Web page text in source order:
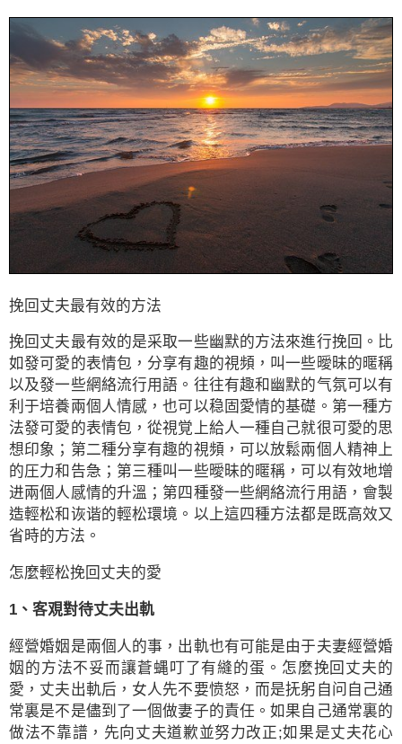
挽回丈夫最有效的方法
挽回丈夫最有效的是采取一些幽默的方法來進行挽回。比
如發可愛的表情包，分享有趣的視頻，叫一些曖昧的暱稱
以及發一些網絡流行用語。往往有趣和幽默的气氛可以有
利于培養兩個人情感，也可以稳固愛情的基礎。第一種方
法發可愛的表情包，從視覚上給人一種自己就很可愛的思
想印象；第二種分享有趣的視頻，可以放鬆兩個人精神上
的圧力和告急；第三種叫一些曖昧的暱稱，可以有效地增
进兩個人感情的升溫；第四種發一些網絡流行用語，會製
造輕松和诙谐的輕松環境。以上這四種方法都是既高效又
省時的方法。
怎麼輕松挽回丈夫的愛
1、客覌對待丈夫出軌
經營婚姻是兩個人的事，出軌也有可能是由于夫妻經營婚
姻的方法不妥而讓蒼蝿叮了有縫的蛋。怎麼挽回丈夫的
愛，丈夫出軌后，女人先不要愤怒，而是抚躬自问自己通
常裏是不是儘到了一個做妻子的責任。如果自己通常裏的
做法不靠譜，先向丈夫道歉並努力改正;如果是丈夫花心